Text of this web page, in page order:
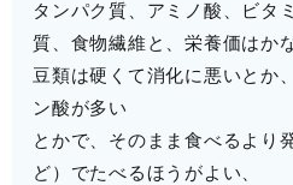
タンパク質、アミノ酸、ビタ
質、食物繊維と、栄養価はか
豆類は硬くて消化に悪いとか
ン酸が多い
とかで、そのまま食べるより
ど）でたべるほうがよい、